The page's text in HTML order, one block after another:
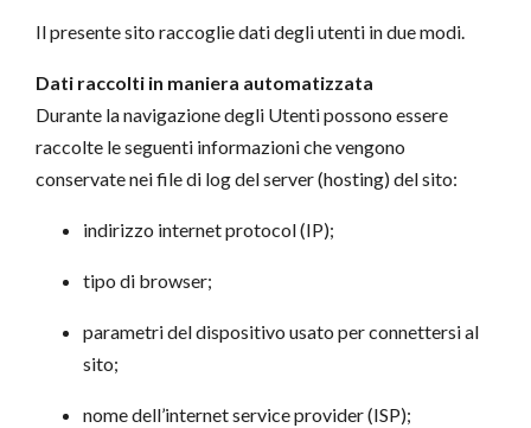
Il presente sito raccoglie dati degli utenti in due modi.
Dati raccolti in maniera automatizzata
Durante la navigazione degli Utenti possono essere
raccolte le seguenti informazioni che vengono
conservate nei file di log del server (hosting) del sito:
indirizzo internet protocol (IP);
tipo di browser;
parametri del dispositivo usato per connettersi al
sito;
nome dell’internet service provider (ISP);